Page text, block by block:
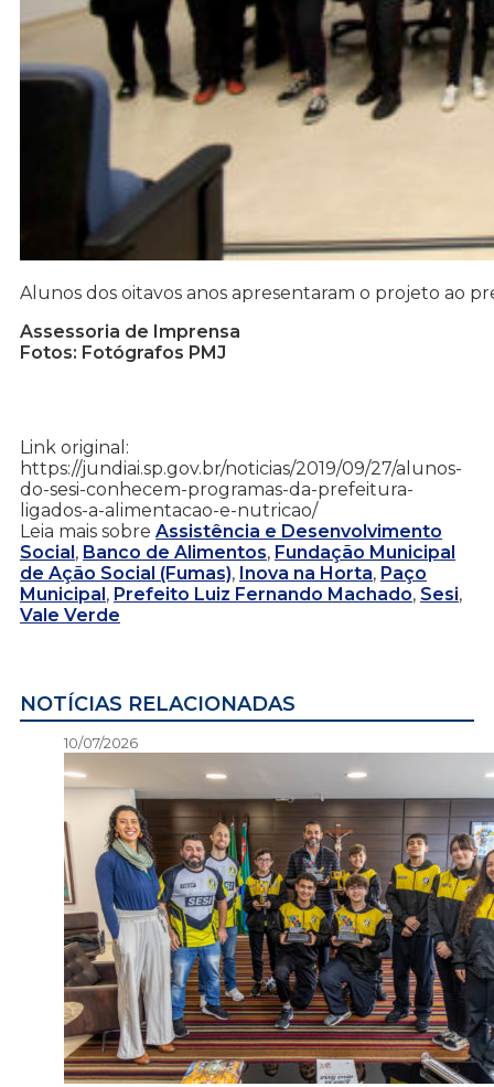
Alunos dos oitavos anos apresentaram o projeto ao
Assessoria de Imprensa
Fotos: Fotógrafos PMJ
Link original:
https://jundiai.sp.gov.br/noticias/2019/09/27/alunos-
do-sesi-conhecem-programas-da-prefeitura-
ligados-a-alimentacao-e-nutricao/
Leia mais sobre Assistência e Desenvolvimento
Social, Banco de Alimentos, Fundação Municipal
de Ação Social (Fumas), Inova na Horta, Paço
Municipal, Prefeito Luiz Fernando Machado, Sesi,
Vale Verde
NOTÍCIAS RELACIONADAS
10/07/2026